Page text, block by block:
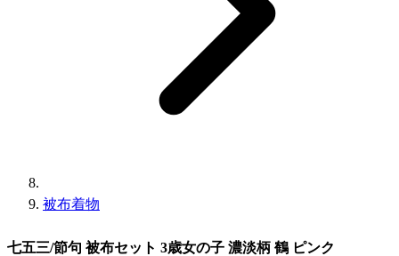
被布着物
七五三/節句 被布セット 3歳女の子 濃淡柄 鶴 ピンク